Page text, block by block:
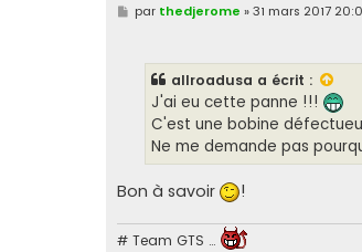
M
e
par thedjerome »31 mars 2017
allroadusa a écrit :
J'ai eu cette panne !!!
C'est une bobine
Ne me demande pas
Bon à savoir !
# Team GTS …